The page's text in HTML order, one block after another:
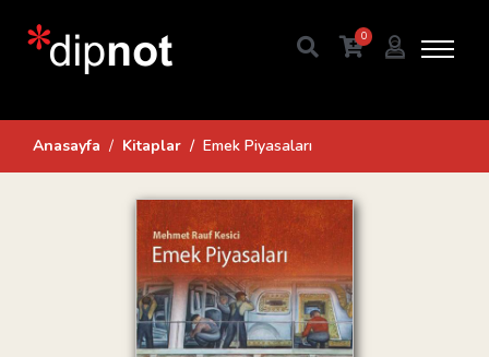
0
Anasayfa Kitaplar Emek Piyasaları